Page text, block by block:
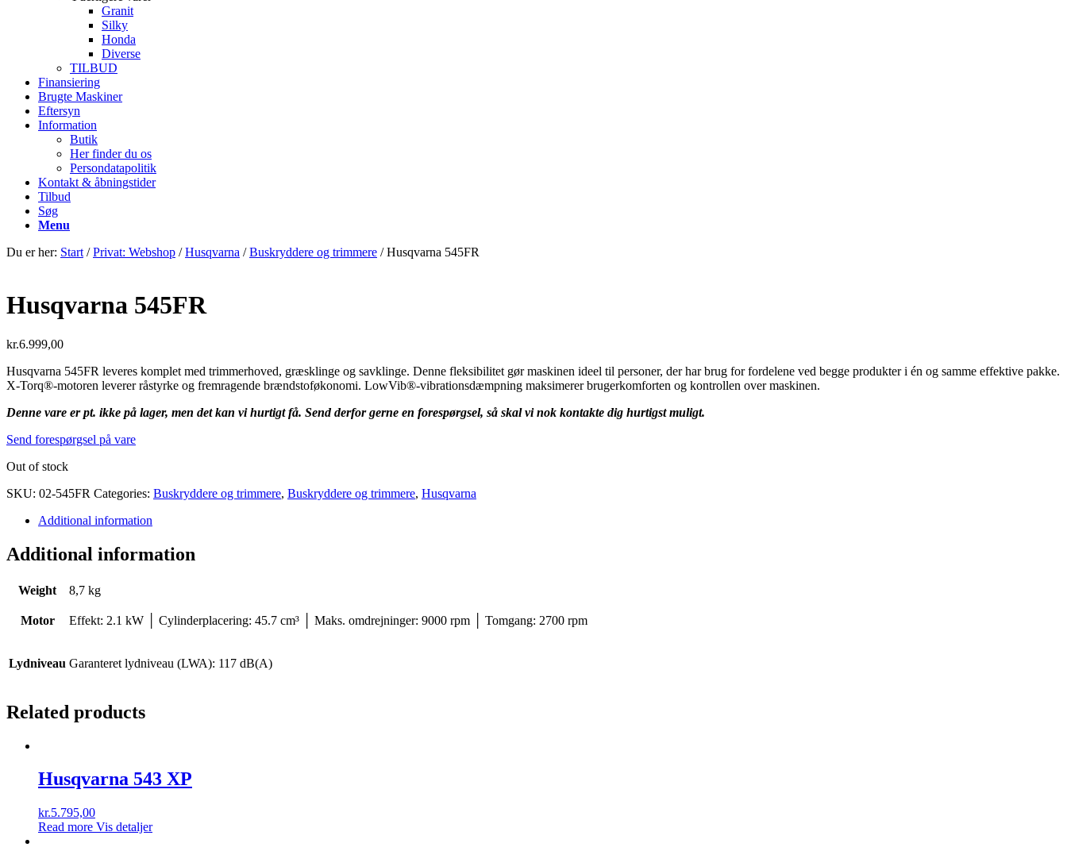
Granit
Silky
Honda
Diverse
TILBUD
Finansiering
Brugte Maskiner
Eftersyn
Information
Butik
Her finder du os
Persondatapolitik
Kontakt & åbningstider
Tilbud
Søg
Menu
Du er her: Start / Privat: Webshop / Husqvarna / Buskryddere og trimmere / Husqvarna 545FR
Husqvarna 545FR
kr.6.999,00
Husqvarna 545FR leveres komplet med trimmerhoved, græsklinge og savklinge. Denne fleksibilitet gør maskinen ideel til personer, der har brug for fordelene ved begge produkter i én og samme effektive pakke.
X-Torq®-motoren leverer råstyrke og fremragende brændstoføkonomi. LowVib®-vibrationsdæmpning maksimerer brugerkomforten og kontrollen over maskinen.
Denne vare er pt. ikke på lager, men det kan vi hurtigt få. Send derfor gerne en forespørgsel, så skal vi nok kontakte dig hurtigst muligt.
Send forespørgsel på vare
Out of stock
SKU: 02-545FR Categories: Buskryddere og trimmere, Buskryddere og trimmere, Husqvarna
Additional information
Additional information
Weight 8,7 kg
Motor Effekt: 2.1 kW │ Cylinderplacering: 45.7 cm³ │ Maks. omdrejninger: 9000 rpm │ Tomgang: 2700 rpm
Lydniveau Garanteret lydniveau (LWA): 117 dB(A)
Related products
Husqvarna 543 XP
kr.5.795,00
Read more Vis detaljer